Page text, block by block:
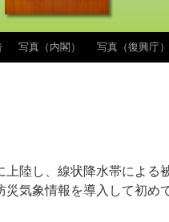
写真（内閣） 写真（復興庁）
陸し、線状降水帯による
気象情報を導入して初め